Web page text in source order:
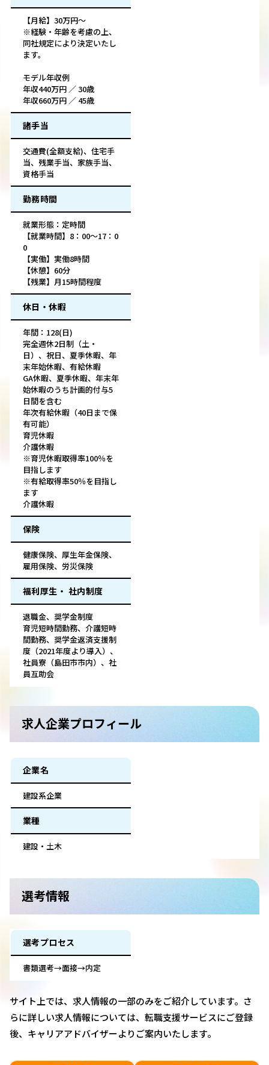
【月給】30万円～
※経験・年齢を考慮の上、
同社規定により決定いたし
ます。
モデル年収例
年収440万円 ／ 30歳
年収660万円 ／ 45歳
諸手当
交通費(全額支給)、住宅手
当、残業手当、家族手当、
資格手当
勤務時間
就業形態：定時間
【就業時間】8：00～17：0
0
【実働】実働8時間
【休憩】60分
【残業】月15時間程度
休日・休暇
年間：128(日)
完全週休2日制（土・
日）、祝日、夏季休暇、年
末年始休暇、有給休暇
GA休暇、夏季休暇、年末年
始休暇のうち計画的付与5
日間を含む
年次有給休暇（40日まで保
有可能）
育児休暇
介護休暇
※育児休暇取得率100％を
目指します
※有給取得率50％を目指し
ます
介護休暇
保険
健康保険、厚生年金保険、
雇用保険、労災保険
福利厚生・ 社内制度
退職金、奨学金制度
育児短時間勤務、介護短時
間勤務、奨学金返済支援制
度（2021年度より導入）、
社員寮（島田市市内）、社
員互助会
求人企業プロフィール
企業名
建設系企業
業種
建設・土木
選考情報
選考プロセス
書類選考→面接→内定
サイト上では、求人情報の一部のみをご紹介しています。さ
らに詳しい求人情報については、転職支援サービスにご登録
後、キャリアアドバイザーよりご案内いたします。